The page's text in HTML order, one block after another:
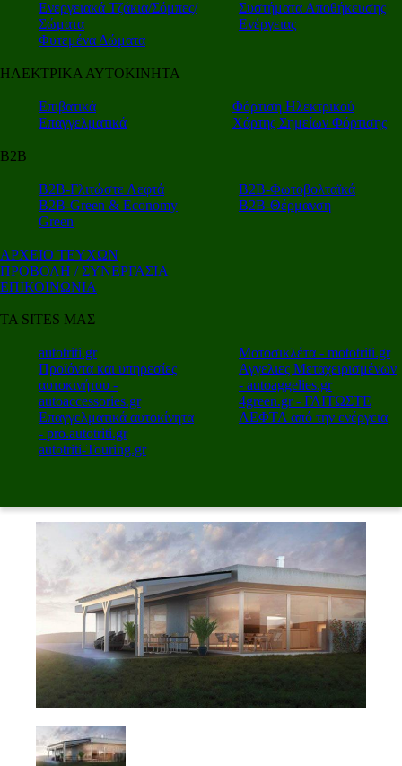
Ενεργειακά Τζάκια/Σόμπες/
Σώματα
Φυτεμένα Δώματα
Συστήματα Αποθήκευσης
Ενέργειας
ΗΛΕΚΤΡΙΚΑ ΑΥΤΟΚΙΝΗΤΑ
Επιβατικά
Επαγγελματικά
Φόρτιση Ηλεκτρικού
Χάρτης Σημείων Φόρτισης
Β2Β
Β2Β-Γλιτώστε Λεφτά
Β2Β-Green & Economy
Green
Β2Β-Φωτοβολταϊκά
Β2Β-Θέρμανση
ΑΡΧΕΙΟ ΤΕΥΧΩΝ
ΠΡΟΒΟΛΗ / ΣΥΝΕΡΓΑΣΙΑ
ΕΠΙΚΟΙΝΩΝΙΑ
ΤΑ SITES ΜΑΣ
autotriti.gr
Προϊόντα και υπηρεσίες
αυτοκινήτου -
autoaccessories.gr
Επαγγελματικά αυτοκίνητα
- pro.autotriti.gr
autotriti-Touring.gr
Μοτοσικλέτα - mototriti.gr
Αγγελιες Μεταχειρισμένων
- autoaggelies.gr
4green.gr - ΓΛΙΤΩΣΤΕ
ΛΕΦΤΑ από την ενέργεια